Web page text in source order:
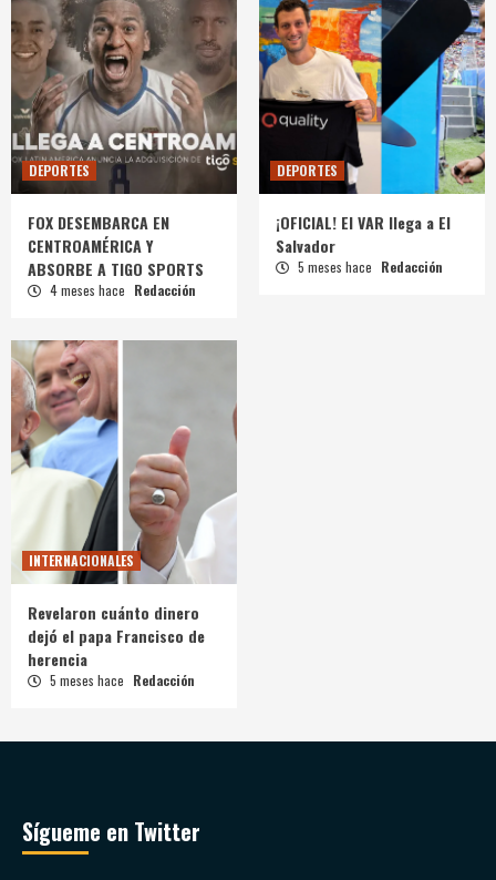
DEPORTES
FOX DESEMBARCA EN
CENTROAMÉRICA Y
ABSORBE A TIGO SPORTS
4 meses hace Redacción
DEPORTES
¡OFICIAL! El VAR llega a El
Salvador
5 meses hace Redacción
INTERNACIONALES
Revelaron cuánto dinero
dejó el papa Francisco de
herencia
5 meses hace Redacción
Sígueme en Twitter